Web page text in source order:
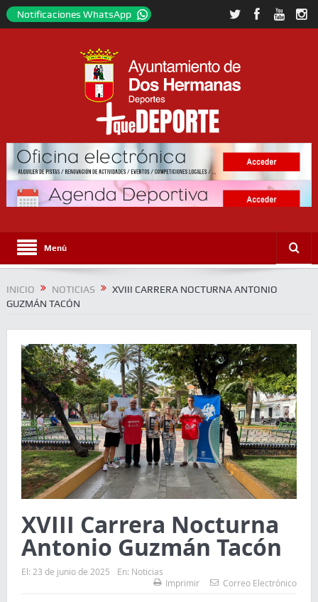
Notificaciones WhatsApp
Menú
INICIO NOTICIAS
XVIII CARRERA NOCTURNA ANTONIO
GUZMÁN TACÓN
XVIII Carrera Nocturna
Antonio Guzmán Tacón
El: 23 de junio de 2025 En: Noticias
Imprimir
Correo Electrónico